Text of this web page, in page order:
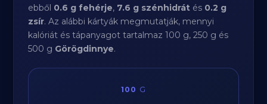
ebből 0.6 g fehérje, 7.6 g szénhidrát és 0.2 g
zsír. Az alábbi kártyák megmutatják, mennyi
kalóriát és tápanyagot tartalmaz 100 g, 250 g és
500 g Görögdinnye.
100 G